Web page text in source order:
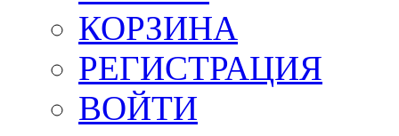
КОРЗИНА
РЕГИСТРАЦИЯ
ВОЙТИ